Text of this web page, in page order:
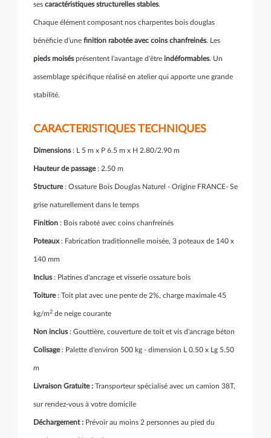
ses caractéristiques structurelles stables.
Chaque élément composant nos charpentes bois douglas
bénéficie d'une finition rabotée avec coins chanfreinés. Les
pieds moisésprésentent l'avantage d'être indéformables. Un
assemblage spécifique réalisé en atelier qui apporte une grande
stabilité.
CARACTERISTIQUES TECHNIQUES
Dimensions: L 5 m x P 6.5 m x H 2.80/2.90 m
Hauteur de passage: 2.50 m
Structure: Ossature Bois Douglas Naturel - Origine FRANCE- Se
grise naturellement dans le temps
Finition : Bois raboté avec coins chanfreinés
Poteaux: Fabrication traditionnelle moisée, 3 poteaux de 140 x
140 mm
Inclus: Platines d'ancrage et visserie ossature bois
Toiture: Toit plat avec une pente de 2%, charge maximale 45
kg/m2 de neige courante
Non inclus: Gouttière, couverture de toit et vis d'ancrage béton
Colisage: Palette d'environ 500 kg - dimension L 0.50 x Lg 5.50
m
Livraison Gratuite : Transporteur spécialisé avec un camion 38T,
sur rendez-vous à votre domicile
Déchargement : Prévoir au moins 2 personnes au pied du